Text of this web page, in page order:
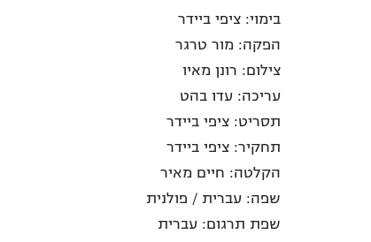
בימוי: ציפי ביידר
הפקה: מור טרגר
צילום: רונן מאיו
עריכה: עדו בהט
תסריט: ציפי ביידר
תחקיר: ציפי ביידר
הקלטה: חיים מאיר
שפה: עברית / פולנית
שפת תרגום: עברית